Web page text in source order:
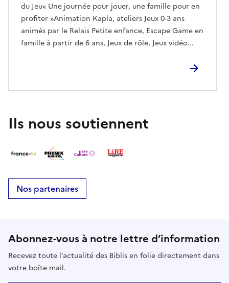
du Jeu« Une journée pour jouer, une famille pour en
profiter »Animation Kapla, ateliers Jeux 0-3 ans
animés par le Relais Petite enfance, Escape Game en
famille à partir de 6 ans, Jeux de rôle, Jeux vidéo...
Ils nous soutiennent
Nos partenaires
Abonnez-vous à notre lettre d’information
Recevez toute l’actualité des Biblis en folie directement dans
votre boîte mail.